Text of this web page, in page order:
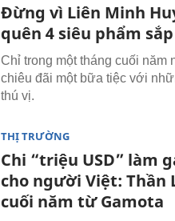
Đừng vì Liên Minh
quên 4 siêu phẩm
Chỉ trong một tháng cuối
chiêu đãi một bữa tiệc với
thú vị.
THỊ TRƯỜNG
Chi “triệu USD” làm
cho người Việt: Thần
cuối năm từ Gamota